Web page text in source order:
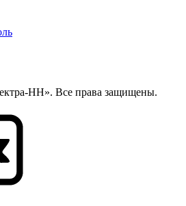
НН». Все права защищены.